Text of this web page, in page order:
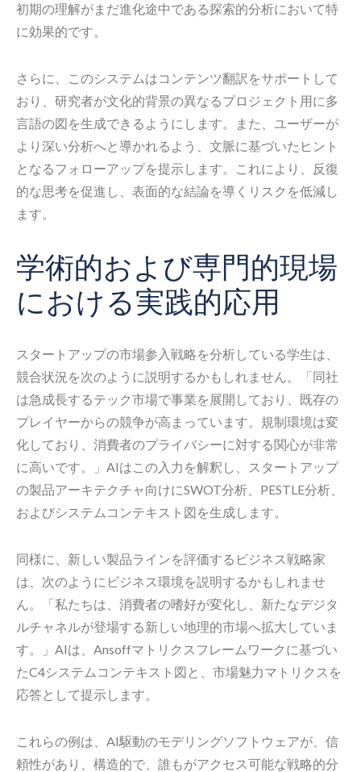
初期の理解がまだ進化途中である探索的分析において特
に効果的です。
さらに、このシステムはコンテンツ翻訳をサポートして
おり、研究者が文化的背景の異なるプロジェクト用に多
言語の図を生成できるようにします。また、ユーザーが
より深い分析へと導かれるよう、文脈に基づいたヒント
となるフォローアップを提示します。これにより、反復
的な思考を促進し、表面的な結論を導くリスクを低減し
ます。
学術的および専門的現場
における実践的応用
スタートアップの市場参入戦略を分析している学生は、
競合状況を次のように説明するかもしれません。「同社
は急成長するテック市場で事業を展開しており、既存の
プレイヤーからの競争が高まっています。規制環境は変
化しており、消費者のプライバシーに対する関心が非常
に高いです。」AIはこの入力を解釈し、スタートアップ
の製品アーキテクチャ向けにSWOT分析、PESTLE分析、
およびシステムコンテキスト図を生成します。
同様に、新しい製品ラインを評価するビジネス戦略家
は、次のようにビジネス環境を説明するかもしれませ
ん。「私たちは、消費者の嗜好が変化し、新たなデジタ
ルチャネルが登場する新しい地理的市場へ拡大していま
す。」AIは、Ansoffマトリクスフレームワークに基づい
たC4システムコンテキスト図と、市場魅力マトリクスを
応答として提示します。
これらの例は、AI駆動のモデリングソフトウェアが、信
頼性があり、構造的で、誰もがアクセス可能な戦略的分